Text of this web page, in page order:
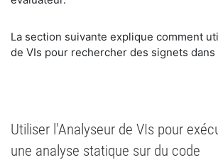
​La section suivante explique comment
de VIs pour rechercher des signets
Utiliser l'Analyseur de VIs pour
une analyse statique sur du code